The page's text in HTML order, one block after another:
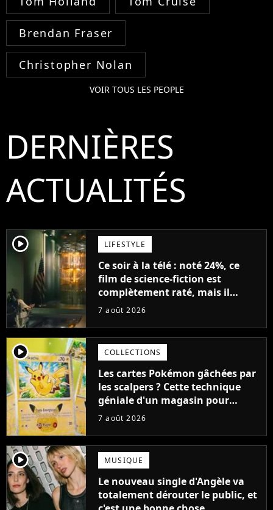
Brendan Fraser
Christopher Nolan
VOIR TOUS LES PEOPLE
DERNIÈRES
ACTUALITÉS
player2 LIFESTYLE
Ce soir à la télé : noté 24%, ce
film de science-fiction est
complètement raté, mais il
aurait pu être encore pire à
7 août 2026
player2 COLLECTIONS
Les cartes Pokémon gâchées par
les scalpers ? Cette technique
géniale d'un magasin pour
ruiner les revendeurs
7 août 2026
player2 MUSIQUE
Le nouveau single d'Angèle va
totalement dérouter le public, et